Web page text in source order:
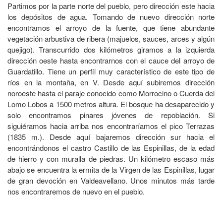
Partimos por la parte norte del pueblo, pero dirección este hacia
los depósitos de agua. Tomando de nuevo dirección norte
encontramos el arroyo de la fuente, que tiene abundante
vegetación arbustiva de ribera (majuelos, sauces, arces y algún
quejigo). Transcurrido dos kilómetros giramos a la izquierda
dirección oeste hasta encontrarnos con el cauce del arroyo de
Guardatillo. Tiene un perfil muy característico de este tipo de
ríos en la montaña, en V. Desde aquí subiremos dirección
noroeste hasta el paraje conocido como Morrocino o Cuerda del
Lomo Lobos a 1500 metros altura. El bosque ha desaparecido y
solo encontramos pinares jóvenes de repoblación. Si
siguiéramos hacia arriba nos encontraríamos el pico Terrazas
(1835 m.). Desde aquí bajaremos dirección sur hacia el
encontrándonos el castro Castillo de las Espinillas, de la edad
de hierro y con muralla de piedras. Un kilómetro escaso más
abajo se encuentra la ermita de la Virgen de las Espinillas, lugar
de gran devoción en Valdeavellano. Unos minutos más tarde
nos encontraremos de nuevo en el pueblo.